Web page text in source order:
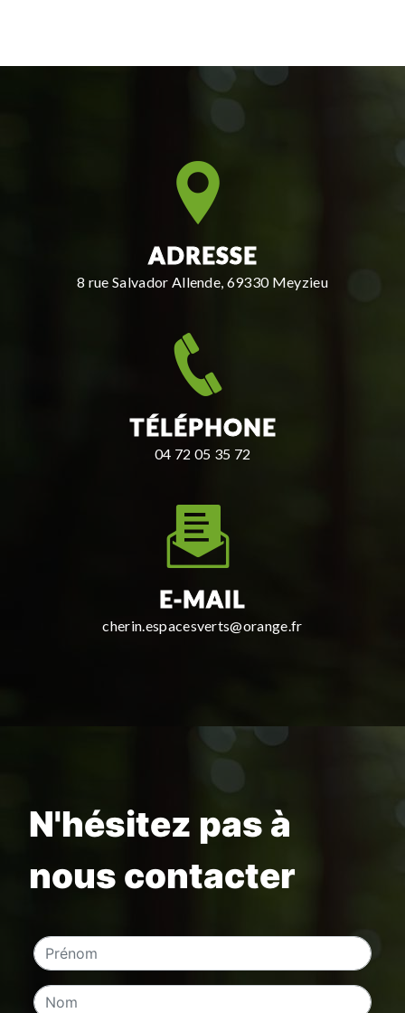
ADRESSE
8 rue Salvador Allende, 69330 Meyzieu
TÉLÉPHONE
04 72 05 35 72
E-MAIL
cherin.espacesverts@orange.fr
N'hésitez pas à
nous contacter